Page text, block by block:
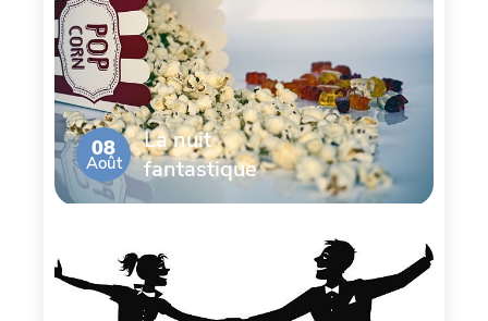
08
Août
La nuit
fantastique